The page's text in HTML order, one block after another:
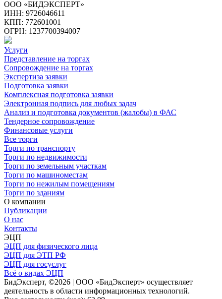
ООО «БИДЭКСПЕРТ»
ИНН: 9726046611
КПП: 772601001
ОГРН: 1237700394007
Услуги
Представление на торгах
Сопровождение на торгах
Экспертиза заявки
Подготовка заявки
Комплексная подготовка заявки
Электронная подпись для любых задач
Анализ и подготовка документов (жалобы) в ФАС
Тендерное сопровождение
Финансовые услуги
Все торги
Торги по транспорту
Торги по недвижимости
Торги по земельным участкам
Торги по машиноместам
Торги по нежилым помещениям
Торги по зданиям
О компании
Публикации
О нас
Контакты
ЭЦП
ЭЦП для физического лица
ЭЦП для ЭТП РФ
ЭЦП для госуслуг
Всё о видах ЭЦП
БидЭксперт, ©2026 | ООО «БидЭксперт» осуществляет
деятельность в области информационных технологий.